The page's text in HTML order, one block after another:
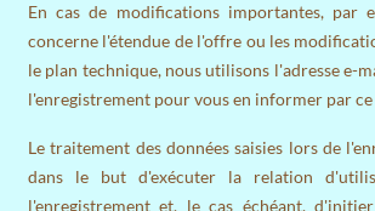
En cas de modifications importantes, par
concerne l'étendue de l'offre ou les
le plan technique, nous utilisons l'adresse e-
l'enregistrement pour vous en informer par ce
Le traitement des données saisies lors de
dans le but d'exécuter la relation
l'enregistrement et, le cas échéant,